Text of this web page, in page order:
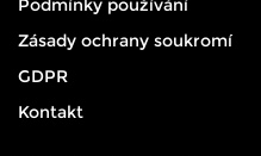
Podmínky používání
Zásady ochrany soukromí
GDPR
Kontakt